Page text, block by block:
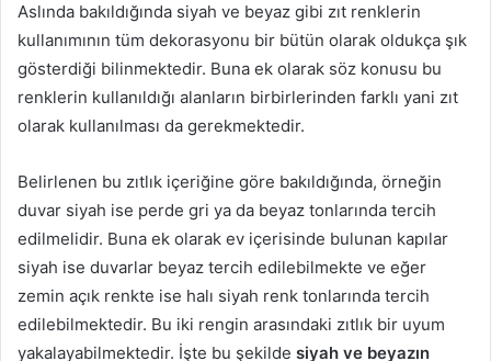
Aslında bakıldığında siyah ve beyaz gibi zıt renklerin
kullanımının tüm dekorasyonu bir bütün olarak oldukça şık
gösterdiği bilinmektedir. Buna ek olarak söz konusu bu
renklerin kullanıldığı alanların birbirlerinden farklı yani zıt
olarak kullanılması da gerekmektedir.
Belirlenen bu zıtlık içeriğine göre bakıldığında, örneğin
duvar siyah ise perde gri ya da beyaz tonlarında tercih
edilmelidir. Buna ek olarak ev içerisinde bulunan kapılar
siyah ise duvarlar beyaz tercih edilebilmekte ve eğer
zemin açık renkte ise halı siyah renk tonlarında tercih
edilebilmektedir. Bu iki rengin arasındaki zıtlık bir uyum
yakalayabilmektedir. İşte bu şekilde siyah ve beyazın